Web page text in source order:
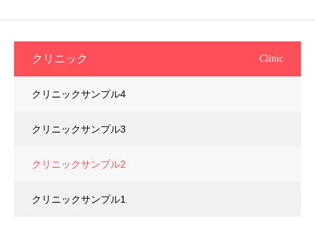
クリニック Clinic
クリニックサンプル4
クリニックサンプル3
クリニックサンプル2
クリニックサンプル1